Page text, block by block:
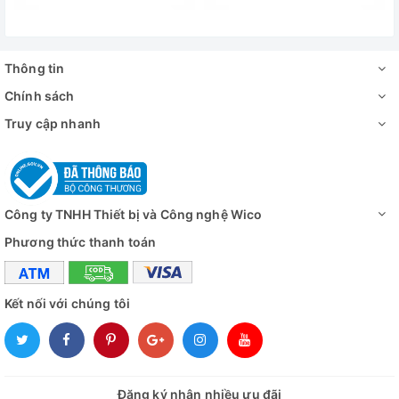
- 01 x dòng USB
- 01 x Phần mềm DISC
- 01 x đèn LED Ring
- 01 x Giá để bàn kính hiển vi kỹ thuật số
Thông số kỹ thuật
Định dạng hình
ảnh
Độ phân giải
hình ảnh
4608 * 3456 (đối với thẻ TF) 1920
Định dạng video
Thông tin
Chính sách
Truy cập nhanh
Công ty TNHH Thiết bị và Công nghệ Wico
Phương thức thanh toán
Kết nối với chúng tôi
Đăng ký nhận nhiều ưu đãi